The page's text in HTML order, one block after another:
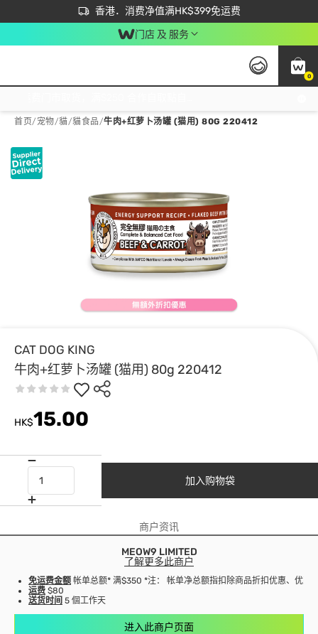
香港．消费净值满HK$399免运费
立即成为易赏钱会员尽享独家优惠
首次APP下单买满$450 输入 NEWAPP 即减$50
门店 及 服务
0
首页/ 宠物/貓/貓食品/牛肉+红萝卜汤罐 (猫用) 80G 220412
CAT DOG KING
牛肉+红萝卜汤罐 (猫用) 80g 220412
HK$15.00
加入购物袋
商户资讯
MEOW9 LIMITED
了解更多此商户
免运费金额 帐单总额* 满$350 *注： 帐单净总额指扣除商品折扣优惠、优惠
运费 $80
送货时间 5 個工作天
进入此商户页面